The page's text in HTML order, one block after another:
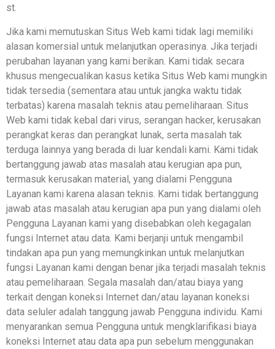
st.
Jika kami memutuskan Situs Web kami tidak lagi memiliki
alasan komersial untuk melanjutkan operasinya. Jika terjadi
perubahan layanan yang kami berikan. Kami tidak secara
khusus mengecualikan kasus ketika Situs Web kami mungkin
tidak tersedia (sementara atau untuk jangka waktu tidak
terbatas) karena masalah teknis atau pemeliharaan. Situs
Web kami tidak kebal dari virus, serangan hacker, kerusakan
perangkat keras dan perangkat lunak, serta masalah tak
terduga lainnya yang berada di luar kendali kami. Kami tidak
bertanggung jawab atas masalah atau kerugian apa pun,
termasuk kerusakan material, yang dialami Pengguna
Layanan kami karena alasan teknis. Kami tidak bertanggung
jawab atas masalah atau kerugian apa pun yang dialami oleh
Pengguna Layanan kami yang disebabkan oleh kegagalan
fungsi Internet atau data. Kami berjanji untuk mengambil
tindakan apa pun yang memungkinkan untuk melanjutkan
fungsi Layanan kami dengan benar jika terjadi masalah teknis
atau pemeliharaan. Segala masalah dan/atau biaya yang
terkait dengan koneksi Internet dan/atau layanan koneksi
data seluler adalah tanggung jawab Pengguna individu. Kami
menyarankan semua Pengguna untuk mengklarifikasi biaya
koneksi Internet atau data apa pun sebelum menggunakan